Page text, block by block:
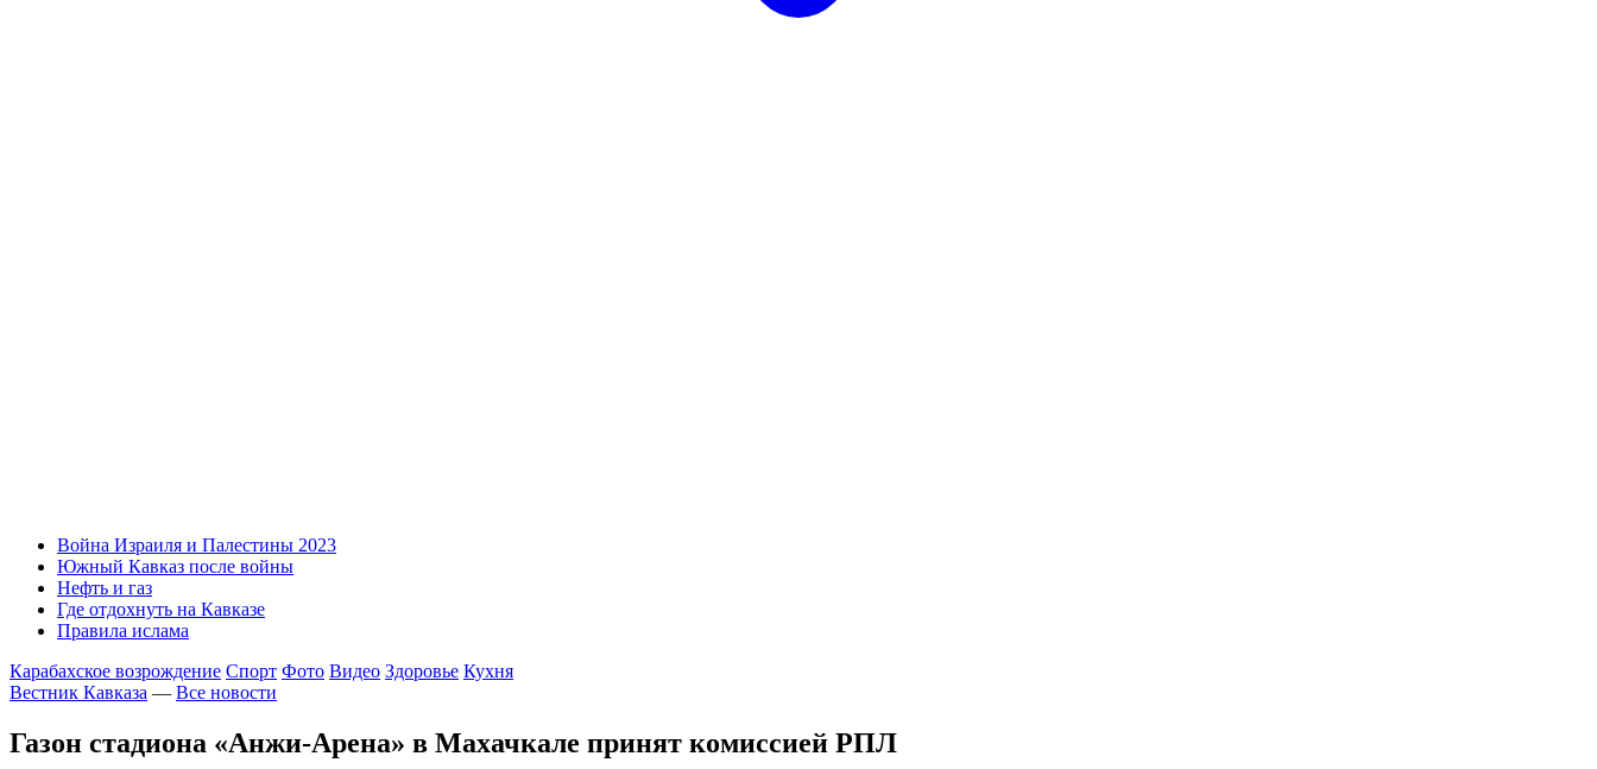
Война Израиля и Палестины 2023
Южный Кавказ после войны
Нефть и газ
Где отдохнуть на Кавказе
Правила ислама
Карабахское возрождение Спорт Фото Видео Здоровье Кухня
Вестник Кавказа — Все новости
Газон стадиона «Анжи-Арена» в Махачкале принят комиссией РПЛ